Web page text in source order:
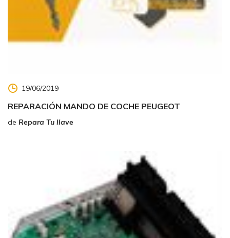
19/06/2019
REPARACIÓN MANDO DE COCHE PEUGEOT
de Repara Tu llave